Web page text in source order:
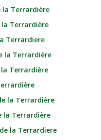
la Terrardière
Terrardière
Terrardiere
la Terrardière
Terrardière
la Terrardière
la Terrardière
la Terrardiere